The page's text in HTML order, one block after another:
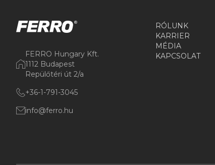
FERRO Hungary Kft.
1112 Budapest
Repülőtéri út 2/a
+36-1-791-3045
info@ferro.hu
RÓLUNK
KARRIER
MÉDIA
KAPCSOLAT